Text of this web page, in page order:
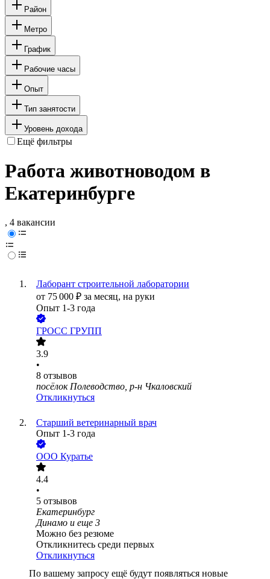
Район
Метро
График
Рабочие часы
Опыт
Тип занятости
Уровень дохода
Ещё фильтры
Работа животноводом в
Екатеринбурге
, 4 вакансии
Лаборант строительной лаборатории
от 75 000 ₽ за месяц, на руки
Опыт 1-3 года
ГРОСС ГРУПП
3.9
•
8 отзывов
посёлок Полеводство, р-н Чкаловский
Откликнуться
Старший ветеринарный врач
Опыт 1-3 года
ООО Куратье
4.4
•
5 отзывов
Екатеринбург
Динамо и еще 3
Можно без резюме
Откликнитесь среди первых
Откликнуться
По вашему запросу ещё будут появляться новые